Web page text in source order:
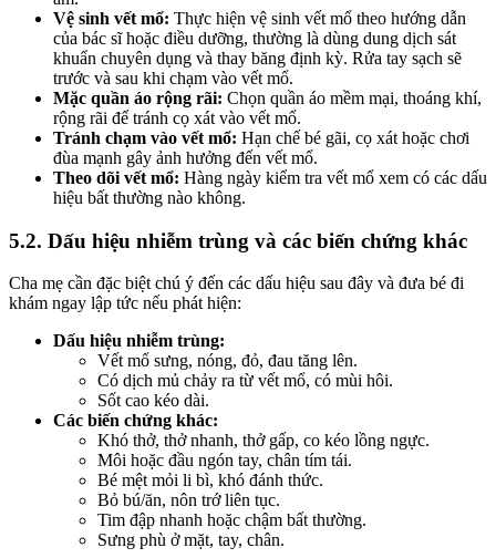
Vệ sinh vết mổ: Thực hiện vệ sinh vết mổ theo hướng dẫn
của bác sĩ hoặc điều dưỡng, thường là dùng dung dịch sát
khuẩn chuyên dụng và thay băng định kỳ. Rửa tay sạch sẽ
trước và sau khi chạm vào vết mổ.
Mặc quần áo rộng rãi: Chọn quần áo mềm mại, thoáng khí,
rộng rãi để tránh cọ xát vào vết mổ.
Tránh chạm vào vết mổ: Hạn chế bé gãi, cọ xát hoặc chơi
đùa mạnh gây ảnh hưởng đến vết mổ.
Theo dõi vết mổ: Hàng ngày kiểm tra vết mổ xem có các dấu
hiệu bất thường nào không.
5.2. Dấu hiệu nhiễm trùng và các biến chứng khác
Cha mẹ cần đặc biệt chú ý đến các dấu hiệu sau đây và đưa bé đi
khám ngay lập tức nếu phát hiện:
Dấu hiệu nhiễm trùng:
Vết mổ sưng, nóng, đỏ, đau tăng lên.
Có dịch mủ chảy ra từ vết mổ, có mùi hôi.
Sốt cao kéo dài.
Các biến chứng khác:
Khó thở, thở nhanh, thở gấp, co kéo lồng ngực.
Môi hoặc đầu ngón tay, chân tím tái.
Bé mệt mỏi li bì, khó đánh thức.
Bỏ bú/ăn, nôn trớ liên tục.
Tim đập nhanh hoặc chậm bất thường.
Sưng phù ở mặt, tay, chân.